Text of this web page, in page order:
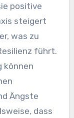
positive
steigert
was zu
führt.
können
Ängste
dass